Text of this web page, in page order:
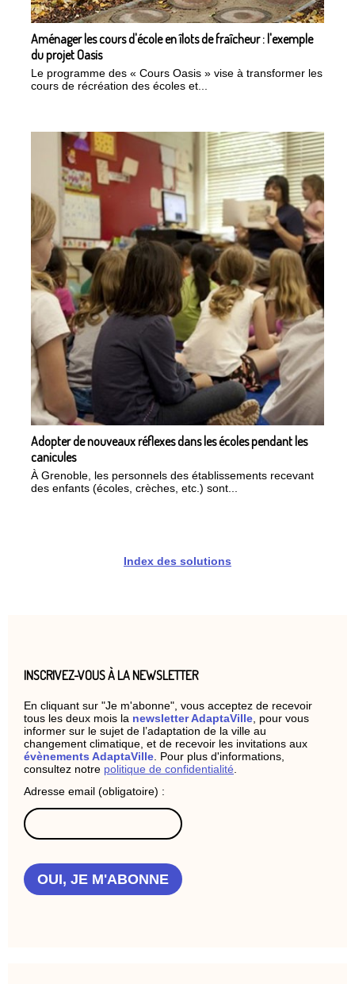
Aménager les cours d'école en îlots de fraîcheur : l'exemple
du projet Oasis
Le programme des « Cours Oasis » vise à transformer les
cours de récréation des écoles et...
Adopter de nouveaux réflexes dans les écoles pendant les
canicules
À Grenoble, les personnels des établissements recevant
des enfants (écoles, crèches, etc.) sont...
Index des solutions
INSCRIVEZ-VOUS À LA NEWSLETTER
En cliquant sur "Je m'abonne", vous acceptez de recevoir
tous les deux mois la newsletter AdaptaVille , pour vous
informer sur le sujet de l’adaptation de la ville au
changement climatique, et de recevoir les invitations aux
évènements AdaptaVille . Pour plus d'informations,
consultez notre politique de confidentialité
Adresse email (obligatoire) :
OUI, JE M'ABONNE